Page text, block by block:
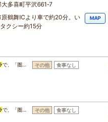
多喜町平沢661‐7
原鶴舞ICより車で約20分。い
クシー約15分
MAP
で、「圏… その他 食事なし
で、「圏… その他 食事なし